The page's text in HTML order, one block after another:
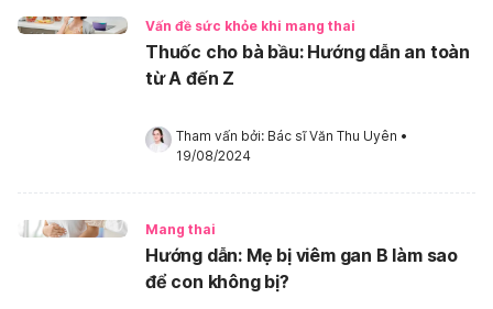
Vấn đề sức khỏe khi mang thai
Thuốc cho bà bầu: Hướng dẫn an toàn
từ A đến Z
Tham vấn bởi: Bác sĩ Văn Thu Uyên •
19/08/2024
Mang thai
Hướng dẫn: Mẹ bị viêm gan B làm sao
để con không bị?